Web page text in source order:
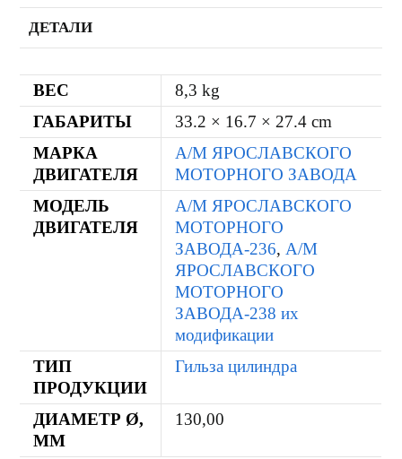
ДЕТАЛИ
ВЕС
8,3 kg
ГАБАРИТЫ
33.2 × 16.7 × 27.4 cm
МАРКА
ДВИГАТЕЛЯ
А/М ЯРОСЛАВСКОГО
МОТОРНОГО ЗАВОДА
МОДЕЛЬ
ДВИГАТЕЛЯ
А/М ЯРОСЛАВСКОГО
МОТОРНОГО
ЗАВОДА-236, А/М
ЯРОСЛАВСКОГО
МОТОРНОГО
ЗАВОДА-238 их
модификации
ТИП
ПРОДУКЦИИ
Гильза цилиндра
ДИАМЕТР Ø,
ММ
130,00